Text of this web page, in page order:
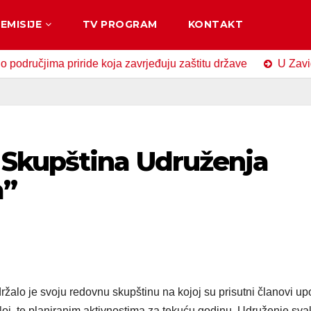
EMISIJE TV PROGRAM KONTAKT
priride koja zavrjeđuju zaštitu države U
Udruženja
je svoju redovnu skupštinu na kojoj su prisutni članovi